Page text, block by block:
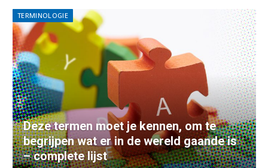
TERMINOLOGIE
Deze termen moet je kennen, om te
begrijpen wat er in de wereld gaande is
– complete lijst